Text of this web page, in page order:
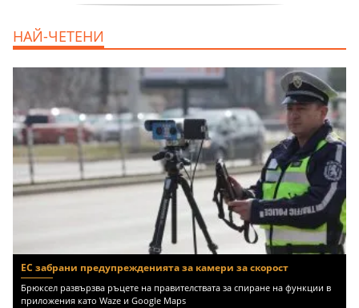
НАЙ-ЧЕТЕНИ
ЕС забрани предупрежденията за камери за скорост
Брюксел развързва ръцете на правителствата за спиране на функции в
приложения като Waze и Google Maps